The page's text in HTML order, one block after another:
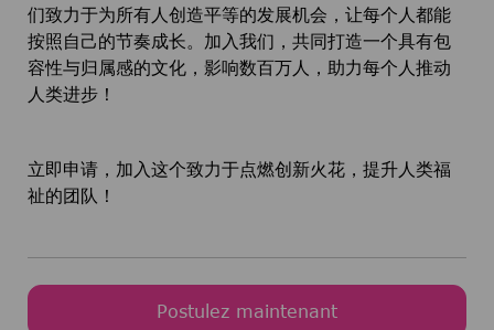
们致力于为所有人创造平等的发展机会，让每个人都能
按照自己的节奏成长。加入我们，共同打造一个具有包
容性与归属感的文化，影响数百万人，助力每个人推动
人类进步！
立即申请，加入这个致力于点燃创新火花，提升人类福
祉的团队！
Postulez maintenant